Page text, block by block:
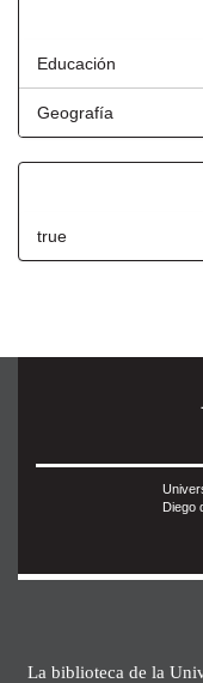
Educación
Geografía
true
Diego
La biblioteca de la